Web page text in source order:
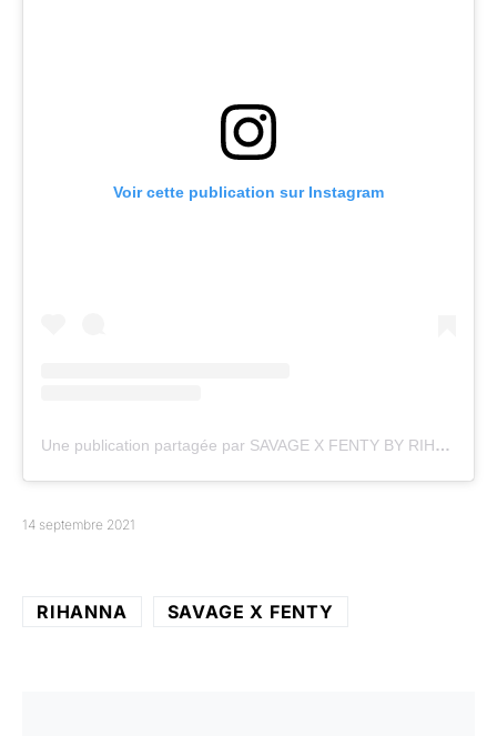
Voir cette publication sur Instagram
Une publication partagée par SAVAGE X FENTY BY RIHANNA (@savagexfenty)
14 septembre 2021
RIHANNA SAVAGE X FENTY